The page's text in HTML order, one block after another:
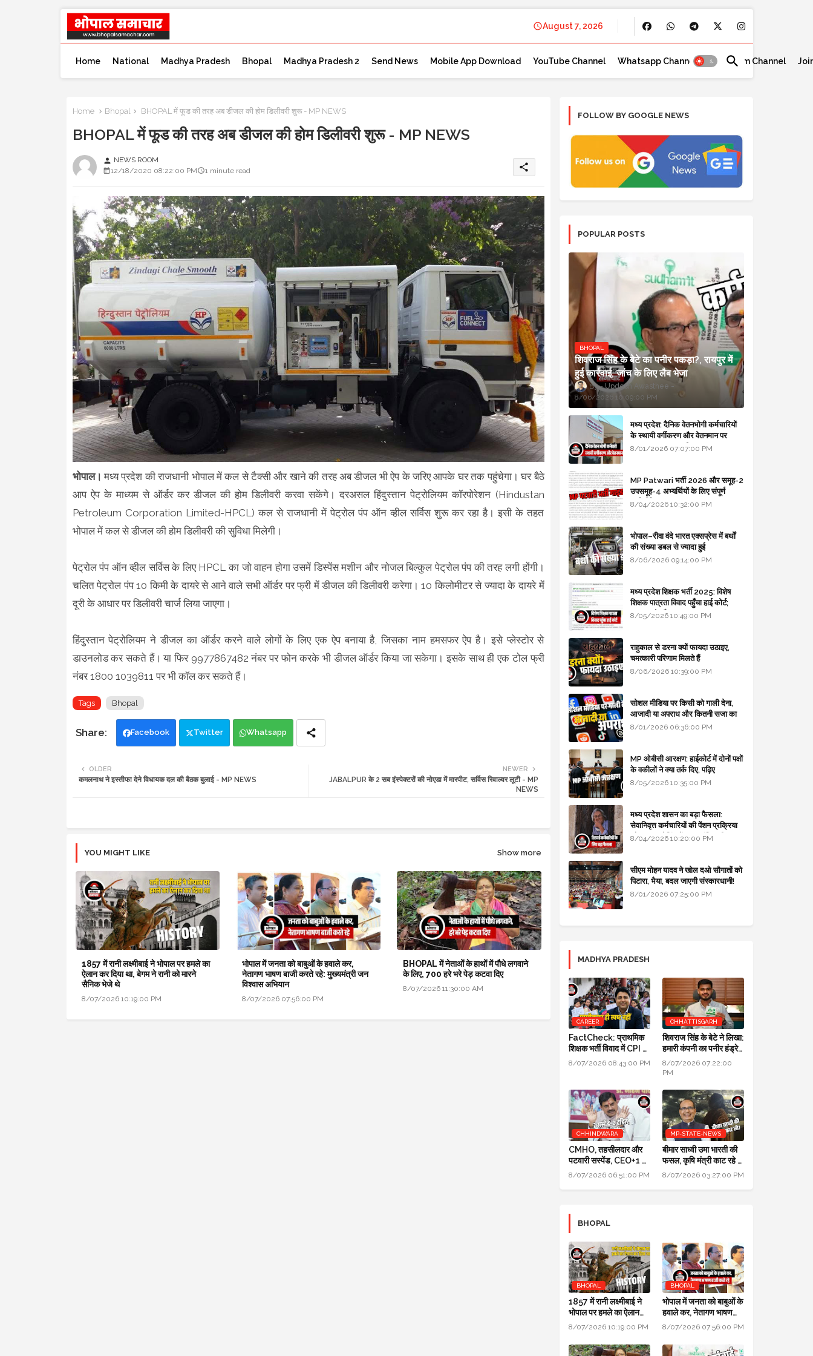
August 7, 2026
Home National Madhya Pradesh Bhopal Madhya Pradesh 2 Send News Mobile App Download YouTube Channel Whatsapp Channel Telegram Channel
Home Bhopal BHOPAL में फूड की तरह अब डीजल की होम डिलीवरी शुरू - MP NEWS
BHOPAL में फूड की तरह अब डीजल की होम डिलीवरी शुरू - MP NEWS
person NEWS ROOM
12/18/2020 08:22:00 PM
1 minute read share
भोपाल। मध्य प्रदेश की राजधानी भोपाल में कल से टैक्सी और खाने की तरह अब डीजल भी ऐप के जरिए आपके घर तक पहुंचेगा। घर बैठे
आप ऐप के माध्यम से ऑर्डर कर डीजल की होम डिलीवरी करवा सकेंगे। दरअसल हिंदुस्तान पेट्रोलियम कॉरपोरेशन (Hindustan
Petroleum Corporation Limited-HPCL) कल से राजधानी में पेट्रोल पंप ऑन व्हील सर्विस शुरू कर रहा है। इसी के तहत
भोपाल में कल से डीजल की होम डिलीवरी की सुविधा मिलेगी।
पेट्रोल पंप ऑन व्हील सर्विस के लिए HPCL का जो वाहन होगा उसमें डिस्पेंस मशीन और नोजल बिल्कुल पेट्रोल पंप की तरह लगी होंगी।
चलित पेट्रोल पंप 10 किमी के दायरे से आने वाले सभी ऑर्डर पर फ्री में डीजल की डिलीवरी करेगा। 10 किलोमीटर से ज्यादा के दायरे में
दूरी के आधार पर डिलीवरी चार्ज लिया जाएगा।
हिंदुस्तान पेट्रोलियम ने डीजल का ऑर्डर करने वाले लोगों के लिए एक ऐप बनाया है, जिसका नाम हमसफर ऐप है। इसे प्लेस्टोर से
डाउनलोड कर सकते हैं। या फिर 9977867482 नंबर पर फोन करके भी डीजल ऑर्डर किया जा सकेगा। इसके साथ ही एक टोल फ्री
नंबर 1800 1039811 पर भी कॉल कर सकते हैं।
Tags Bhopal
Facebook Twitter Whatsapp
NEWER
JABALPUR के 2 सब इंस्पेक्टरों की नोएडा में मारपीट, सर्विस रिवाल्वर लूटी - MP
NEWS
OLDER
कमलनाथ ने इस्तीफा देने विधायक दल की बैठक बुलाई - MP NEWS
YOU MIGHT LIKE Show more
1857 में रानी लक्ष्मीबाई ने भोपाल पर हमले का
ऐलान कर दिया था, बेगम ने रानी को मारने
सैनिक भेजे थे
8/07/2026 10:19:00 PM
भोपाल में जनता को बाबुओं के हवाले कर,
नेतागण भाषण बाजी करते रहे: मुख्यमंत्री जन
विश्वास अभियान
8/07/2026 07:56:00 PM
BHOPAL में नेताओं के हाथों में पौधे लगवाने
के लिए, 700 हरे भरे पेड़ कटवा दिए
8/07/2026 11:30:00 AM
FOLLOW BY GOOGLE NEWS
POPULAR POSTS
BHOPAL
शिवराज सिंह के बेटे का पनीर पकड़ा?, रायपुर में
हुई कार्रवाई, जांच के लिए लैब भेजा
Updesh Awasthee
8/06/2026 10:09:00 PM
मध्य प्रदेश: दैनिक वेतनभोगी कर्मचारियों
के स्थायी वर्गीकरण और वेतनमान पर
सरकार का बड़ा स्पष्टीकरण
8/01/2026 07:07:00 PM
MP Patwari भर्ती 2026 और समूह-2
उपसमूह-4 अभ्यर्थियों के लिए संपूर्ण
मार्गदर्शिका
8/04/2026 10:32:00 PM
भोपाल–रीवा वंदे भारत एक्सप्रेस में बर्थों
की संख्या डबल से ज्यादा हुई
8/06/2026 09:14:00 PM
मध्य प्रदेश शिक्षक भर्ती 2025: विशेष
शिक्षक पात्रता विवाद पहुँचा हाई कोर्ट;
सरकार से माँगा जवाब
8/05/2026 10:49:00 PM
राहुकाल से डरना क्यों फायदा उठाइए,
चमत्कारी परिणाम मिलते हैं
8/06/2026 10:39:00 PM
सोशल मीडिया पर किसी को गाली देना,
आजादी या अपराध और कितनी सजा का
प्रावधान - free legal advice
8/01/2026 06:36:00 PM
MP ओबीसी आरक्षण: हाईकोर्ट में दोनों पक्षों
के वकीलों ने क्या तर्क दिए, पढ़िए
8/05/2026 10:35:00 PM
मध्य प्रदेश शासन का बड़ा फैसला:
सेवानिवृत्त कर्मचारियों की पेंशन प्रक्रिया
और बजट कोडिंग में हुए क्रांतिकारी
8/04/2026 10:20:00 PM
सीएम मोहन यादव ने खोल दओ सौगातों को
पिटारा, भैया, बदल जाएगी संस्कारधानी!
8/01/2026 07:25:00 PM
MADHYA PRADESH
CAREER
FactCheck: प्राथमिक
शिक्षक भर्ती विवाद में CPI का
स्पष्टीकरण ही स्पष्ट नहीं
8/07/2026 08:43:00 PM
CHHATTISGARH
शिवराज सिंह के बेटे ने लिखा:
हमारी कंपनी का पनीर हंड्रेड
परसेंट प्योर है, लैब रिपोर्ट आ
गई है
8/07/2026 07:22:00
PM
CHHINDWARA
CMHO, तहसीलदार और
पटवारी सस्पेंड, CEO+1 का
सैलरी इंक्रीमेंट स्टॉप,
8/07/2026 06:51:00 PM
MP-STATE-NEWS
बीमार साध्वी उमा भारती की
फसल, कृषि मंत्री काट रहे हैं:
पॉलिटिक्स गजब है @ दतिया
8/07/2026 03:27:00 PM
BHOPAL
BHOPAL
1857 में रानी लक्ष्मीबाई ने
भोपाल पर हमले का ऐलान
कर दिया था, बेगम ने रानी को
8/07/2026 10:19:00 PM
BHOPAL
भोपाल में जनता को बाबुओं के
हवाले कर, नेतागण भाषण
बाजी करते रहे: मुख्यमंत्री
8/07/2026 07:56:00 PM